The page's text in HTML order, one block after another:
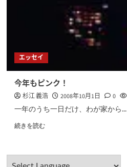
エッセイ
今年もピンク！
杉江 義浩 2008年10月1日 0
一年のうち一日だけ、わが家から...
続きを読む